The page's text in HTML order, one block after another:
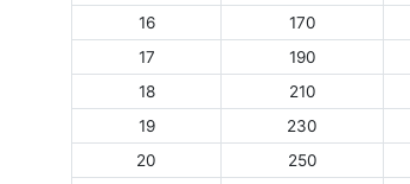
16
170
17
190
18
210
19
230
20
250